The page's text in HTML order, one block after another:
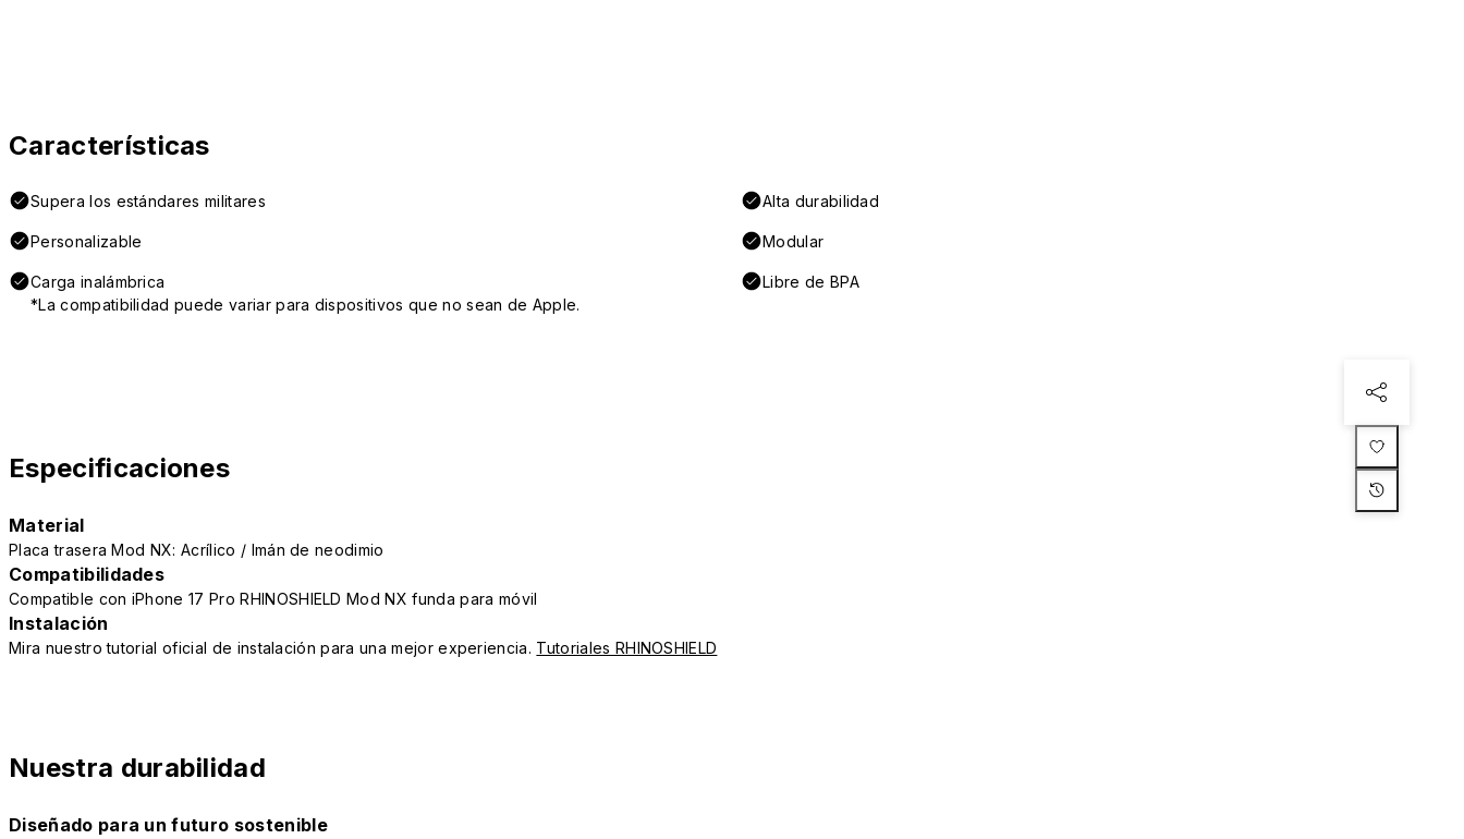
Características
Supera los estándares militares Alta durabilidad
Personalizable Modular
Carga inalámbrica
*La compatibilidad puede variar para dispositivos que no sean de Apple.
Libre de BPA
Especificaciones
Material
Placa trasera Mod NX: Acrílico / Imán de neodimio
Compatibilidades
Compatible con iPhone 17 Pro RHINOSHIELD Mod NX funda para móvil
Instalación
Mira nuestro tutorial oficial de instalación para una mejor experiencia. Tutoriales RHINOSHIELD
Nuestra durabilidad
Diseñado para un futuro sostenible